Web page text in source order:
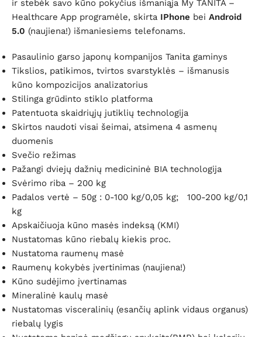
ir stebėk savo kūno pokyčius išmaniąja My TANITA –
Healthcare App programėle, skirta IPhone bei Android
5.0 (naujiena!) išmaniesiems telefonams.
Pasaulinio garso japonų kompanijos Tanita gaminys
Tikslios, patikimos, tvirtos svarstyklės – išmanusis
kūno kompozicijos analizatorius
Stilinga grūdinto stiklo platforma
Patentuota skaidriųjų jutiklių technologija
Skirtos naudoti visai šeimai, atsimena 4 asmenų
duomenis
Svečio režimas
Pažangi dviejų dažnių medicininė BIA technologija
Svėrimo riba – 200 kg
Padalos vertė – 50g : 0-100 kg/0,05 kg; 100-200 kg/0,1
kg
Apskaičiuoja kūno masės indeksą (KMI)
Nustatomas kūno riebalų kiekis proc.
Nustatoma raumenų masė
Raumenų kokybės įvertinimas (naujiena!)
Kūno sudėjimo įvertinamas
Mineralinė kaulų masė
Nustatomas visceralinių (esančių aplink vidaus organus)
riebalų lygis